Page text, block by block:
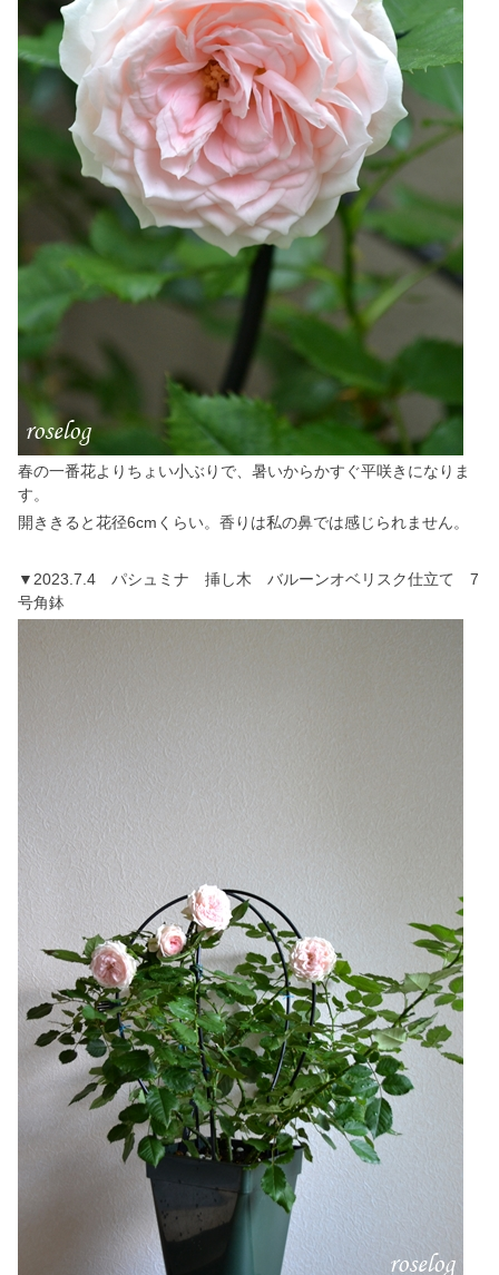
春の一番花よりちょい小ぶりで、暑いからかすぐ平咲きになりま
す。
開ききると花径6cmくらい。香りは私の鼻では感じられません。
▼2023.7.4 パシュミナ 挿し木 バルーンオベリスク仕立て 7
号角鉢